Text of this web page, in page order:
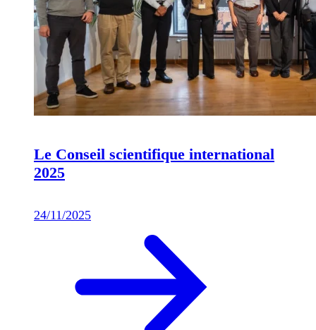
Le Conseil scientifique international
2025
24/11/2025